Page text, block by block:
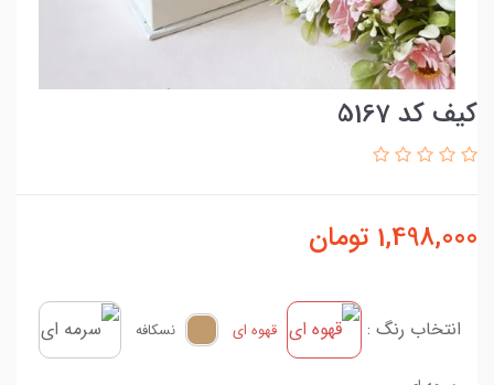
کیف کد 5167
1,498,000 تومان
انتخاب رنگ : قهوه ای نسکافه